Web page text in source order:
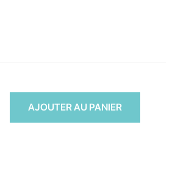
AJOUTER AU PANIER